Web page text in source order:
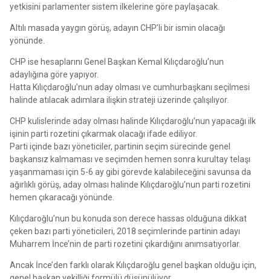
yetkisini parlamenter sistem ilkelerine göre paylaşacak.
Altılı masada yaygın görüş, adayın CHP’li bir ismin olacağı
yönünde.
CHP ise hesaplarını Genel Başkan Kemal Kılıçdaroğlu’nun
adaylığına göre yapıyor.
Hatta Kılıçdaroğlu’nun aday olması ve cumhurbaşkanı seçilmesi
halinde atılacak adımlara ilişkin strateji üzerinde çalışılıyor.
CHP kulislerinde aday olması halinde Kılıçdaroğlu’nun yapacağı ilk
işinin parti rozetini çıkarmak olacağı ifade ediliyor.
Parti içinde bazı yöneticiler, partinin seçim sürecinde genel
başkansız kalmaması ve seçimden hemen sonra kurultay telaşı
yaşanmaması için 5-6 ay gibi görevde kalabileceğini savunsa da
ağırlıklı görüş, aday olması halinde Kılıçdaroğlu’nun parti rozetini
hemen çıkaracağı yönünde.
Kılıçdaroğlu’nun bu konuda son derece hassas olduğuna dikkat
çeken bazı parti yöneticileri, 2018 seçimlerinde partinin adayı
Muharrem İnce’nin de parti rozetini çıkardığını anımsatıyorlar.
Ancak İnce’den farklı olarak Kılıçdaroğlu genel başkan olduğu için,